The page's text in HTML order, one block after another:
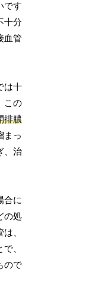
です
十分
血管
は十
この
排膿
まっ
、治
合に
の処
、
、
ので